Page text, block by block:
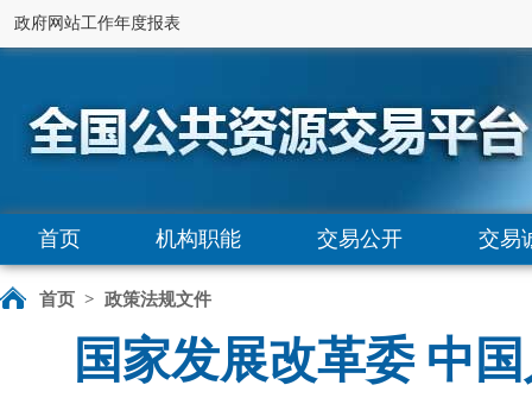
政府网站工作年度报表
首页 机构职能 交易公开 交易
首页 > 政策法规文件
国家发展改革委 中